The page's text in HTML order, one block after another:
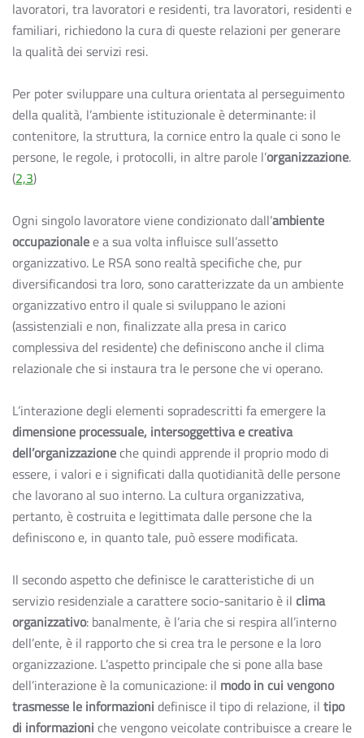
lavoratori, tra lavoratori e residenti, tra lavoratori, residenti e
familiari, richiedono la cura di queste relazioni per generare
la qualità dei servizi resi.
Per poter sviluppare una cultura orientata al perseguimento
della qualità, l’ambiente istituzionale è determinante: il
contenitore, la struttura, la cornice entro la quale ci sono le
persone, le regole, i protocolli, in altre parole l’organizzazione.
(2,3)
Ogni singolo lavoratore viene condizionato dall’ambiente
occupazionalee a sua volta influisce sull’assetto
organizzativo. Le RSA sono realtà specifiche che, pur
diversificandosi tra loro, sono caratterizzate da un ambiente
organizzativo entro il quale si sviluppano le azioni
(assistenziali e non, finalizzate alla presa in carico
complessiva del residente) che definiscono anche il clima
relazionale che si instaura tra le persone che vi operano.
L’interazione degli elementi sopradescritti fa emergere la
dimensione processuale, intersoggettiva e creativa
dell’organizzazioneche quindi apprende il proprio modo di
essere, i valori e i significati dalla quotidianità delle persone
che lavorano al suo interno. La cultura organizzativa,
pertanto, è costruita e legittimata dalle persone che la
definiscono e, in quanto tale, può essere modificata.
Il secondo aspetto che definisce le caratteristiche di un
servizio residenziale a carattere socio-sanitario è il clima
organizzativo: banalmente, è l’aria che si respira all’interno
dell’ente, è il rapporto che si crea tra le persone e la loro
organizzazione. L’aspetto principale che si pone alla base
dell’interazione è la comunicazione: il modo in cui vengono
trasmesse le informazioni definisce il tipo di relazione, il tipo
di informazioni che vengono veicolate contribuisce a creare le